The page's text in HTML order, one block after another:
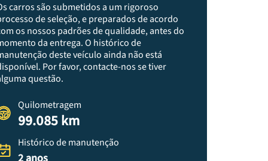
carros são submetidos a um rigoroso
de seleção, e preparados de acordo
os nossos padrões de qualidade, antes do
da entrega.​ O histórico de
deste veículo ainda não está
Por favor, contacte-nos se tiver
questão.
Quilometragem
99.085 km
Histórico de manutenção